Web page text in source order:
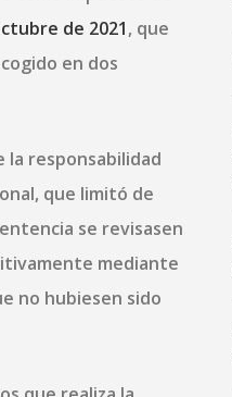
de 2021, que
en dos
la responsabilidad
que limitó de
se revisasen
mediante
no hubiesen sido